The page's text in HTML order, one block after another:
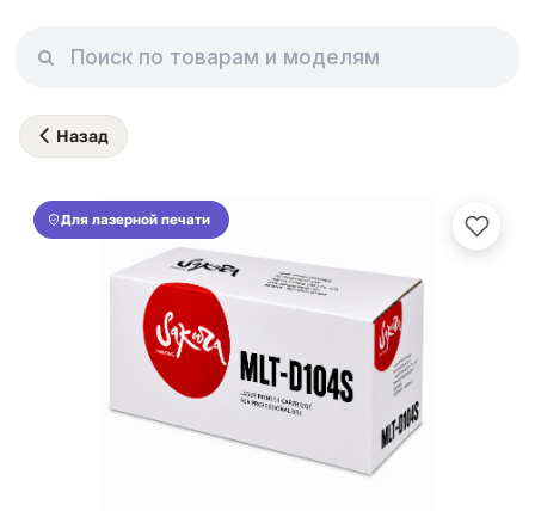
Назад
Для лазерной печати